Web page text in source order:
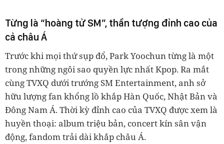
Từng là “hoàng tử SM”, thần tượng đỉnh cao của
cả châu Á
Trước khi mọi thứ sụp đổ, Park Yoochun từng là một
trong những ngôi sao quyền lực nhất Kpop. Ra mắt
cùng TVXQ dưới trướng SM Entertainment, anh sở
hữu lượng fan khổng lồ khắp Hàn Quốc, Nhật Bản và
Đông Nam Á. Thời kỳ đỉnh cao của TVXQ được xem là
huyền thoại: album triệu bản, concert kín sân vận
động, fandom trải dài khắp châu Á.